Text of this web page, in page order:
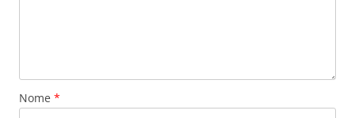
Nome *